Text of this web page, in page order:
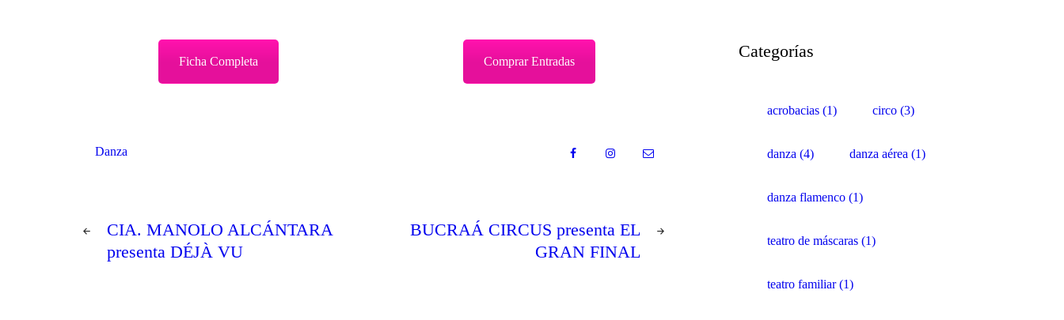
Ficha Completa Comprar Entradas
Danza
entradas
POST
CIA. MANOLO ALCÁNTARA
presenta DÉJÀ VU
POST
BUCRAÁ CIRCUS presenta EL
GRAN FINAL
Categorías
acrobacias (1) circo (3)
danza (4) danza aérea (1)
danza flamenco (1)
teatro de máscaras (1)
teatro familiar(1)